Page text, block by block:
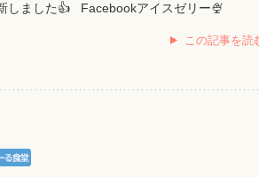
しました👍 Facebookアイスゼリー🍨
この記事を読